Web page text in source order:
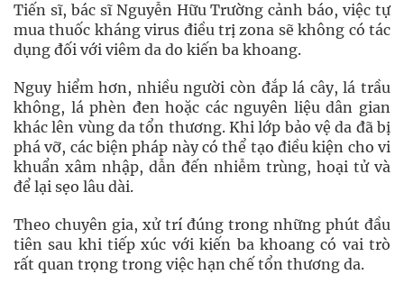
Tiến sĩ, bác sĩ Nguyễn Hữu Trường cảnh báo, việc tự
mua thuốc kháng virus điều trị zona sẽ không có tác
dụng đối với viêm da do kiến ba khoang.
Nguy hiểm hơn, nhiều người còn đắp lá cây, lá trầu
không, lá phèn đen hoặc các nguyên liệu dân gian
khác lên vùng da tổn thương. Khi lớp bảo vệ da đã bị
phá vỡ, các biện pháp này có thể tạo điều kiện cho vi
khuẩn xâm nhập, dẫn đến nhiễm trùng, hoại tử và
để lại sẹo lâu dài.
Theo chuyên gia, xử trí đúng trong những phút đầu
tiên sau khi tiếp xúc với kiến ba khoang có vai trò
rất quan trọng trong việc hạn chế tổn thương da.